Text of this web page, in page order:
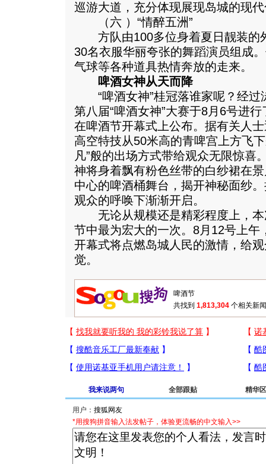
巡游大道，充分体现展现岛城的现
（六 ）“情醉五洲”
方队由100多位身着夏日靓装的
30名衣服华丽夸张的舞蹈演员组成
气球等各种道具热情奔放的走来。
啤酒女神从天而降
“啤酒女神”桂冠落谁家呢？经过
第八届“啤酒女神”大赛于8月6号进
在啤酒节开幕式上公布。据有关人
高空特技从50米高的青啤宫上方飞
凡”般的出场方式带给观众无限惊喜
神将身着飘有粉色丝带的白纱裙在
中心的啤酒桶舞台，揭开神秘面纱
观众的呼唤下渐渐开启。
无论从规模还是精彩程度上，本
节中最为宏大的一次。8月12号上午
开幕式将点燃岛城人民的激情，给
觉。
共找到 1,813,304 个相关新
我来说两句 全部跟贴 精华区
用户：
*用搜狗拼音输入法发帖子，体验更流畅的中文输入>>